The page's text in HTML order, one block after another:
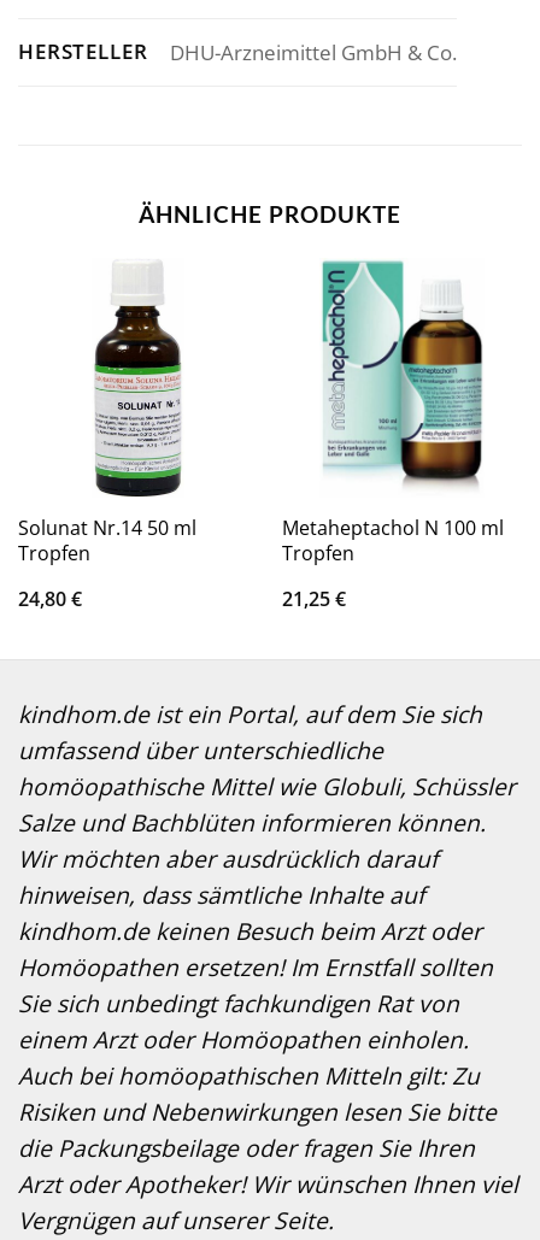
HERSTELLER DHU-Arzneimittel GmbH & Co.
ÄHNLICHE PRODUKTE
Solunat Nr.14 50 ml
Tropfen
24,80€
Metaheptachol N 100 ml
Tropfen
21,25€
kindhom.de ist ein Portal, auf dem Sie sich
umfassend über unterschiedliche
homöopathische Mittel wie Globuli, Schüssler
Salze und Bachblüten informieren können.
Wir möchten aber ausdrücklich darauf
hinweisen, dass sämtliche Inhalte auf
kindhom.de keinen Besuch beim Arzt oder
Homöopathen ersetzen! Im Ernstfall sollten
Sie sich unbedingt fachkundigen Rat von
einem Arzt oder Homöopathen einholen.
Auch bei homöopathischen Mitteln gilt: Zu
Risiken und Nebenwirkungen lesen Sie bitte
die Packungsbeilage oder fragen Sie Ihren
Arzt oder Apotheker! Wir wünschen Ihnen viel
Vergnügen auf unserer Seite.